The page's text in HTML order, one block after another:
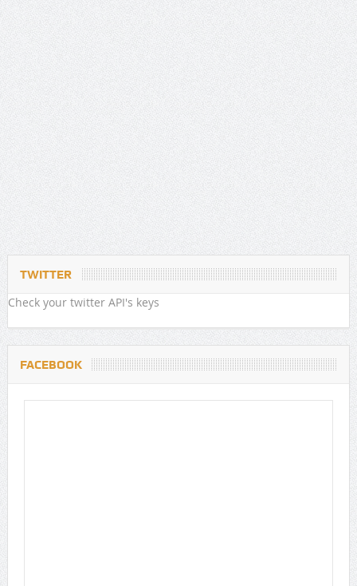
TWITTER
Check your twitter API's keys
FACEBOOK